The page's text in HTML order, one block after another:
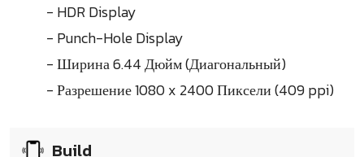
- HDR Display
- Punch-Hole Display
- Ширина 6.44 Дюйм (Диагональный)
- Разрешение 1080 x 2400 Пиксели (409 ppi)
Build